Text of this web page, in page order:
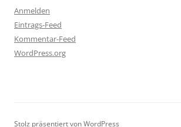
Anmelden
Eintrags-Feed
Kommentar-Feed
WordPress.org
Stolz präsentiert von WordPress